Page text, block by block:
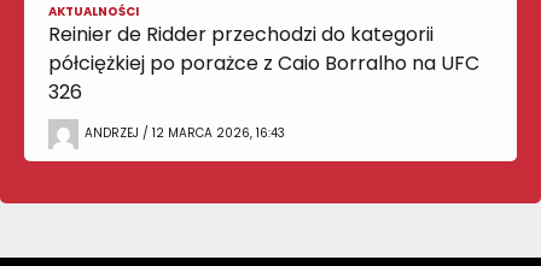
AKTUALNOŚCI
Reinier de Ridder przechodzi do kategorii
półciężkiej po porażce z Caio Borralho na UFC
326
ANDRZEJ / 12 MARCA 2026, 16:43